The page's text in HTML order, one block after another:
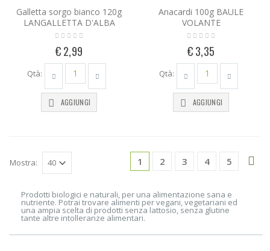
Galletta sorgo bianco 120g
LANGALLETTA D'ALBA
€ 2,99
Qtà:
AGGIUNGI
Anacardi 100g BAULE
VOLANTE
€ 3,35
Qtà:
AGGIUNGI
1 2 3 4 5
Mostra:
Prodotti biologici e naturali, per una alimentazione sana e
nutriente. Potrai trovare alimenti per vegani, vegetariani ed
una ampia scelta di prodotti senza lattosio, senza glutine
tante altre intolleranze alimentari.